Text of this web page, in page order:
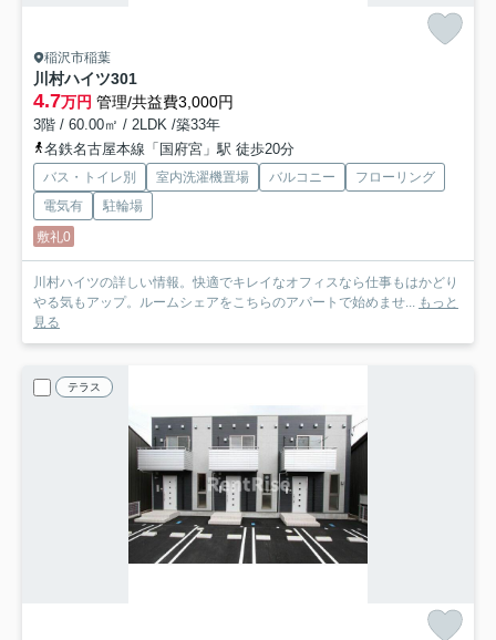
稲沢市稲葉
川村ハイツ301
4.7万円 管理/共益費3,000円
3階 / 60.00㎡ / 2LDK /築33年
名鉄名古屋本線「国府宮」駅 徒歩20分
バス・トイレ別 室内洗濯機置場 バルコニー
フローリング
電気有
駐輪場
敷礼0
川村ハイツの詳しい情報。快適でキレイなオフィスなら仕事もはかどり
やる気もアップ。ルームシェアをこちらのアパートで始めませ... もっと
見る
テラス